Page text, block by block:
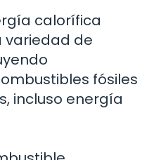
calorífica
variedad de
fósiles
incluso energía